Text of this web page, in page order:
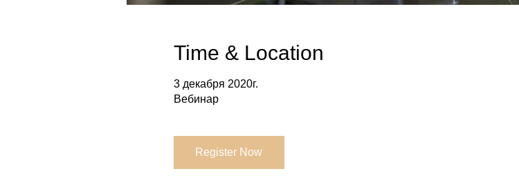
Time & Location
3 декабря 2020г.
Вебинар
Register Now